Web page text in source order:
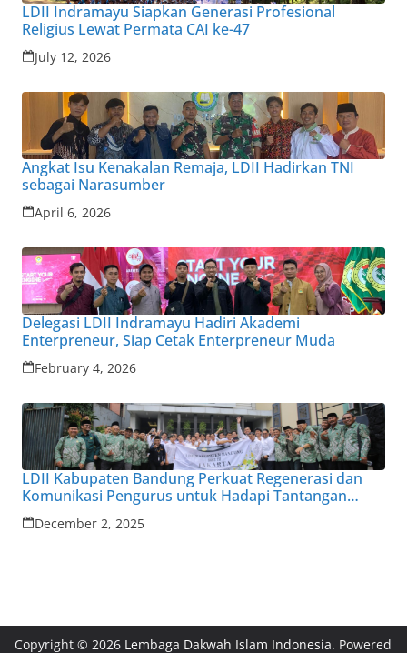
LDII Indramayu Siapkan Generasi Profesional
Religius Lewat Permata CAI ke-47
July 12, 2026
Angkat Isu Kenakalan Remaja, LDII Hadirkan TNI
sebagai Narasumber
April 6, 2026
Delegasi LDII Indramayu Hadiri Akademi
Enterpreneur, Siap Cetak Enterpreneur Muda
February 4, 2026
LDII Kabupaten Bandung Perkuat Regenerasi dan
Komunikasi Pengurus untuk Hadapi Tantangan
Zaman
December 2, 2025
Copyright © 2026 Lembaga Dakwah Islam Indonesia. Powered